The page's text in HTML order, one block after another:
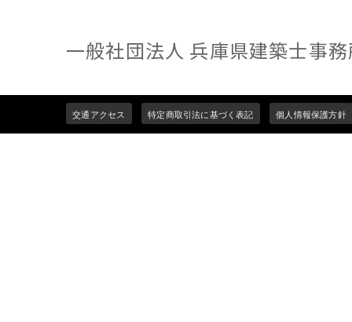
一般社団法人 兵庫県建築士事
Footer
交通アクセス 特定商取引法に基づく表記 個人情報保護方針